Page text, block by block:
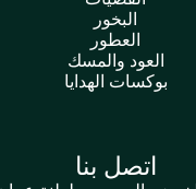
البخور
العطور
العود والمسك
بوكسات الهدايا
اتصل بنا